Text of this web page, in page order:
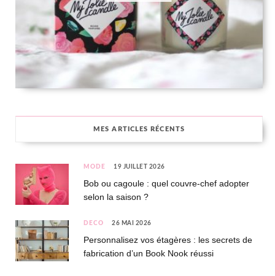
MES ARTICLES RÉCENTS
MODE 19 JUILLET 2026
Bob ou cagoule : quel couvre-chef adopter
selon la saison ?
DÉCO 26 MAI 2026
Personnalisez vos étagères : les secrets de
fabrication d’un Book Nook réussi